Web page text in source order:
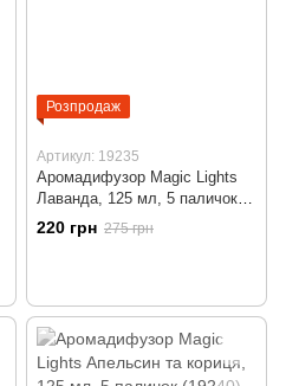
Розпродаж
Артикул: 19235
Аромадифузор Magic Lights
Лаванда, 125 мл, 5 паличок
(19235)
220 грн 275 грн